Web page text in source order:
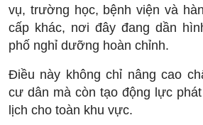
vụ, trường học, bệnh viện và
cấp khác, nơi đây đang dần
phố nghỉ dưỡng hoàn chỉnh.
Điều này không chỉ nâng cao
cư dân mà còn tạo động lực
lịch cho toàn khu vực.